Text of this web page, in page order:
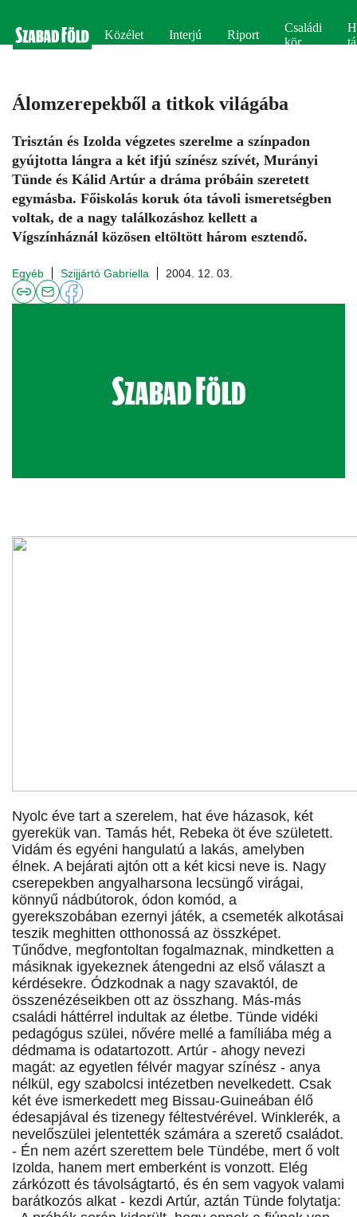
Közélet Interjú Riport
Családi
kör
Álomzerepekből a titkok világába
Trisztán és Izolda végzetes szerelme a színpadon
gyújtotta lángra a két ifjú színész szívét, Murányi
Tünde és Kálid Artúr a dráma próbáin szeretett
egymásba. Főiskolás koruk óta távoli ismeretségben
voltak, de a nagy találkozáshoz kellett a
Vígszínháznál közösen eltöltött három esztendő.
Egyéb Szijjártó Gabriella 2004. 12. 03.
Nyolc éve tart a szerelem, hat éve házasok, két
gyerekük van. Tamás hét, Rebeka öt éve született.
Vidám és egyéni hangulatú a lakás, amelyben
élnek. A bejárati ajtón ott a két kicsi neve is. Nagy
cserepekben angyalharsona lecsüngő virágai,
könnyű nádbútorok, ódon komód, a
gyerekszobában ezernyi játék, a csemeték alkotásai
teszik meghitten otthonossá az összképet.
Tűnődve, megfontoltan fogalmaznak, mindketten a
másiknak igyekeznek átengedni az első választ a
kérdésekre. Ódzkodnak a nagy szavaktól, de
összenézéseikben ott az összhang. Más-más
családi háttérrel indultak az életbe. Tünde vidéki
pedagógus szülei, nővére mellé a famíliába még a
dédmama is odatartozott. Artúr - ahogy nevezi
magát: az egyetlen félvér magyar színész - anya
nélkül, egy szabolcsi intézetben nevelkedett. Csak
két éve ismerkedett meg Bissau-Guineában élő
édesapjával és tizenegy féltestvérével. Winklerék, a
nevelőszülei jelentették számára a szerető családot.
- Én nem azért szerettem bele Tündébe, mert ő volt
Izolda, hanem mert emberként is vonzott. Elég
zárkózott és távolságtartó, és én sem vagyok valami
barátkozós alkat - kezdi Artúr, aztán Tünde folytatja: